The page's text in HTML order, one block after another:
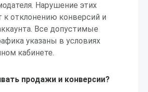
Нарушение этих
к отклонению конверсий и
Все допустимые
указаны в условиях
кабинете.
продажи и конверсии?